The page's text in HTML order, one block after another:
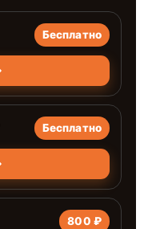
Бесплатно
Бесплатно
800 ₽